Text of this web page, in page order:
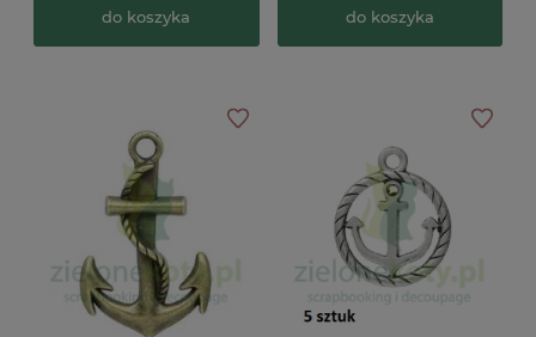
do koszyka do koszyka